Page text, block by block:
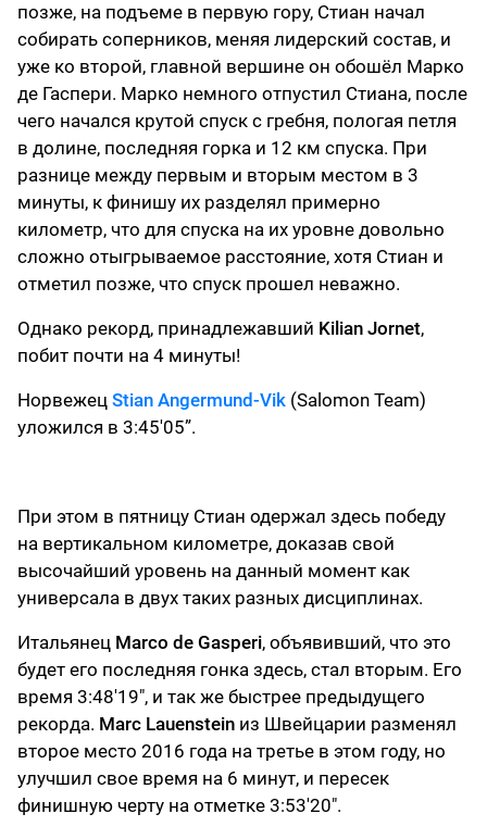
позже, на подъеме в первую гору, Стиан начал
собирать соперников, меняя лидерский состав, и
уже ко второй, главной вершине он обошёл Марко
де Гаспери. Марко немного отпустил Стиана, после
чего начался крутой спуск с гребня, пологая петля
в долине, последняя горка и 12 км спуска. При
разнице между первым и вторым местом в 3
минуты, к финишу их разделял примерно
километр, что для спуска на их уровне довольно
сложно отыгрываемое расстояние, хотя Стиан и
отметил позже, что спуск прошел неважно.
Однако рекорд, принадлежавший Kilian Jornet,
побит почти на 4 минуты!
Норвежец Stian Angermund-Vik (Salomon Team)
уложился в 3:45'05”.
При этом в пятницу Стиан одержал здесь победу
на вертикальном километре, доказав свой
высочайший уровень на данный момент как
универсала в двух таких разных дисциплинах.
Итальянец Marco de Gasperi, объявивший, что это
будет его последняя гонка здесь, стал вторым. Его
время 3:48'19", и так же быстрее предыдущего
рекорда. Marc Lauenstein из Швейцарии разменял
второе место 2016 года на третье в этом году, но
улучшил свое время на 6 минут, и пересек
финишную черту на отметке 3:53'20".